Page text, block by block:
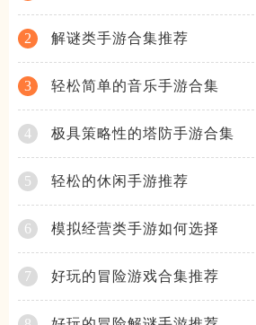
2 解谜类手游合集推荐
3 轻松简单的音乐手游合集
4 极具策略性的塔防手游合集
5 轻松的休闲手游推荐
6 模拟经营类手游如何选择
7 好玩的冒险游戏合集推荐